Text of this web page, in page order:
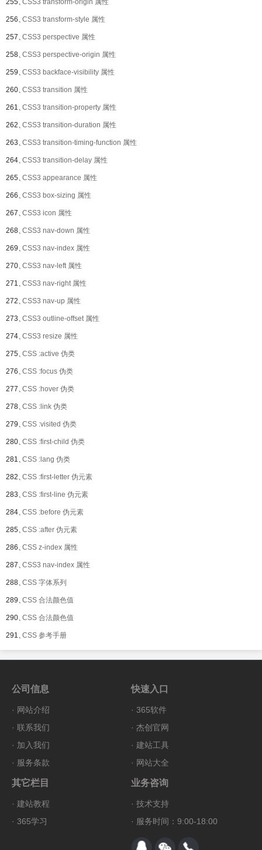
255、CSS3 transform-origin 属性
256、CSS3 transform-style 属性
257、CSS3 perspective 属性
258、CSS3 perspective-origin 属性
259、CSS3 backface-visibility 属性
260、CSS3 transition 属性
261、CSS3 transition-property 属性
262、CSS3 transition-duration 属性
263、CSS3 transition-timing-function 属性
264、CSS3 transition-delay 属性
265、CSS3 appearance 属性
266、CSS3 box-sizing 属性
267、CSS3 icon 属性
268、CSS3 nav-down 属性
269、CSS3 nav-index 属性
270、CSS3 nav-left 属性
271、CSS3 nav-right 属性
272、CSS3 nav-up 属性
273、CSS3 outline-offset 属性
274、CSS3 resize 属性
275、CSS :active 伪类
276、CSS :focus 伪类
277、CSS :hover 伪类
278、CSS :link 伪类
279、CSS :visited 伪类
280、CSS :first-child 伪类
281、CSS :lang 伪类
282、CSS :first-letter 伪元素
283、CSS :first-line 伪元素
284、CSS :before 伪元素
285、CSS :after 伪元素
286、CSS z-index 属性
287、CSS3 nav-index 属性
288、CSS 字体系列
289、CSS 合法颜色值
290、CSS 合法颜色值
291、CSS 参考手册
公司信息
· 网站介绍
· 联系我们
· 加入我们
· 服务条款
快速入口
· 365软件
· 杰创官网
· 建站工具
· 网站大全
其它栏目
· 建站教程
· 365学习
业务咨询
· 技术支持
· 服务时间：9:00-18:00